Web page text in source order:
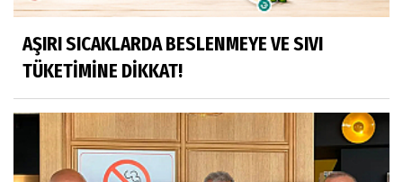
AŞIRI SICAKLARDA BESLENMEYE VE SIVI
TÜKETİMİNE DİKKAT!